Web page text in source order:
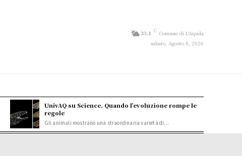
33.1 C Comune di L'Aquila
sabato, Agosto 8, 2026
UnivAQ su Science. Quando l’evoluzione rompe le
regole
Gli animali mostrano una straordinaria varietà di...